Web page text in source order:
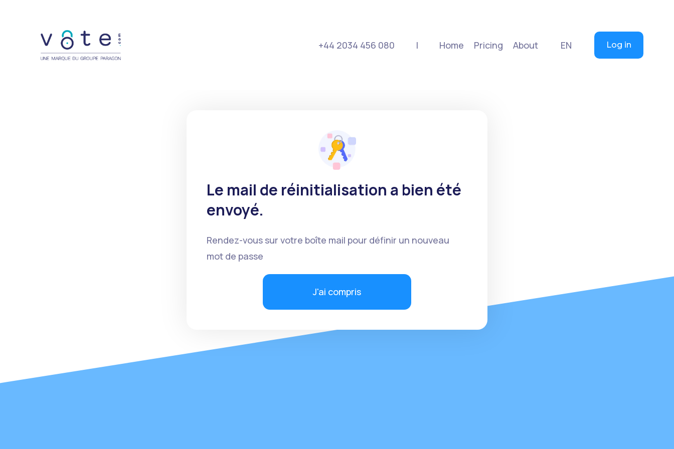
+44 2034 456 080 | Home Pricing About EN Log in
Le mail de réinitialisation a bien été
envoyé.
Rendez-vous sur votre boîte mail pour définir un nouveau
mot de passe
J'ai compris